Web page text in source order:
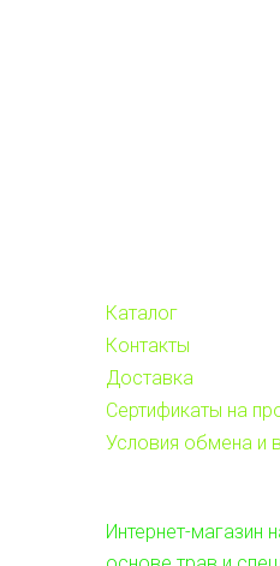
Каталог
Контакты
Доставка
Сертификаты на
Условия обмена и
Интернет-магазин